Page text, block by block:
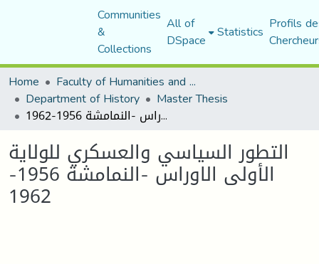
Communities
&
Collections
All of
DSpace Statistics Profils
Home
Faculty of Humanities and Social Sciences
Department of History Master Thesis
التطور السياسي والعسكري للولاية الأولى الاوراس -النمامشة 1956-1962
التطور السياسي والعسكري للولاية
الأولى الاوراس -النمامشة 1956-
1962